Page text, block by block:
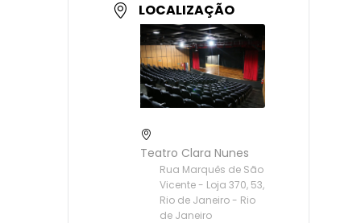
LOCALIZAÇÃO
Teatro Clara Nunes
Rua Marquês de São
Vicente - Loja 370, 53,
Rio de Janeiro - Rio
de Janeiro